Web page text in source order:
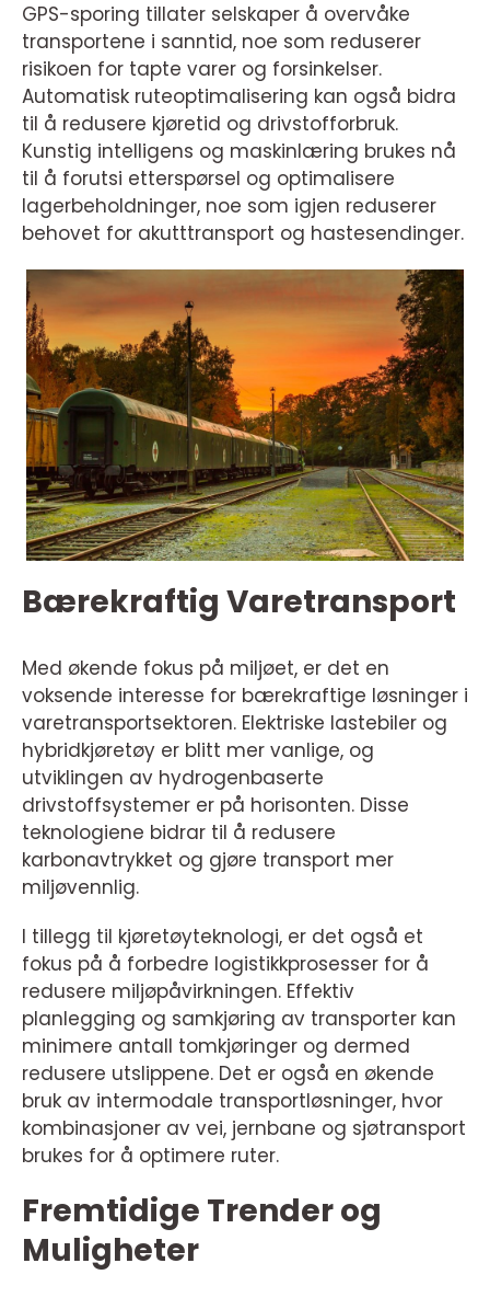
GPS-sporing tillater selskaper å overvåke
transportene i sanntid, noe som reduserer
risikoen for tapte varer og forsinkelser.
Automatisk ruteoptimalisering kan også bidra
til å redusere kjøretid og drivstofforbruk.
Kunstig intelligens og maskinlæring brukes nå
til å forutsi etterspørsel og optimalisere
lagerbeholdninger, noe som igjen reduserer
behovet for akutttransport og hastesendinger.
Bærekraftig Varetransport
Med økende fokus på miljøet, er det en
voksende interesse for bærekraftige løsninger i
varetransportsektoren. Elektriske lastebiler og
hybridkjøretøy er blitt mer vanlige, og
utviklingen av hydrogenbaserte
drivstoffsystemer er på horisonten. Disse
teknologiene bidrar til å redusere
karbonavtrykket og gjøre transport mer
miljøvennlig.
I tillegg til kjøretøyteknologi, er det også et
fokus på å forbedre logistikkprosesser for å
redusere miljøpåvirkningen. Effektiv
planlegging og samkjøring av transporter kan
minimere antall tomkjøringer og dermed
redusere utslippene. Det er også en økende
bruk av intermodale transportløsninger, hvor
kombinasjoner av vei, jernbane og sjøtransport
brukes for å optimere ruter.
Fremtidige Trender og
Muligheter